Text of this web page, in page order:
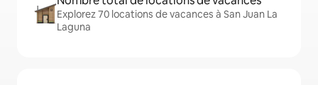
Explorez 70 locations de vacances à San Juan La
Laguna